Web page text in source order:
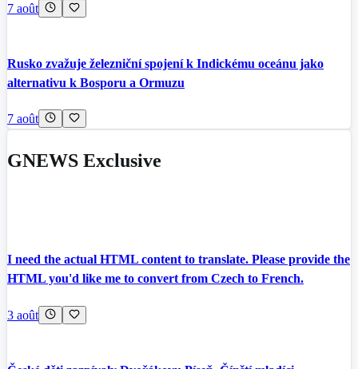
7 août
Rusko zvažuje železniční spojení k Indickému oceánu jako
alternativu k Bosporu a Ormuzu
7 août
GNEWS Exclusive
I need the actual HTML content to translate. Please provide the
HTML you'd like me to convert from Czech to French.
3 août